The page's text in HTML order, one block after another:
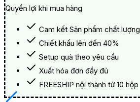
Quyền lợi khi mua hàng
Cam kết Sản phẩm chất lượng
Chiết khấu lên đến 40%
Setup quà theo yêu cầu
Xuất hóa đơn đầy đủ
FREESHIP nội thành từ 10 hộp